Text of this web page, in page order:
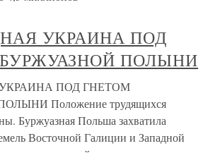
УКРАИНА ПОД
ПОЛЫНИ
ПОД ГНЕТОМ
Положение трудящихся
Буржуазная Польша захватила
Восточной Галиции и Западной